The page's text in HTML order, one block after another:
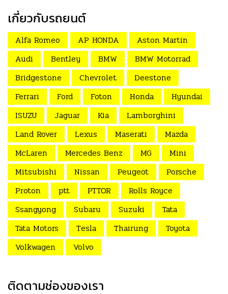
เกี่ยวกับรถยนต์
Alfa Romeo AP HONDA
Aston Martin
Audi
Bentley BMW
BMW Motorrad
Bridgestone
Chevrolet
Deestone
Ferrari
Ford Foton Honda
Hyundai
ISUZU
Jaguar Kia
Lamborghini
Land Rover
Lexus Maserati
Mazda
McLaren
Mercedes Benz MG
Mini
Mitsubishi
Nissan Peugeot
Porsche
Proton
ptt PTTOR
Rolls Royce
Ssangyong
Subaru Suzuki
Tata
Tata Motors
Tesla Thairung
Toyota
Volkwagen
Volvo
ติดตามช่องของเรา